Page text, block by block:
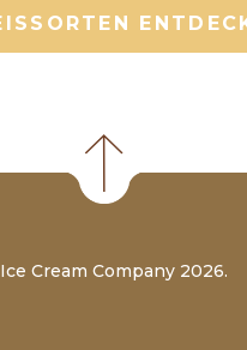
Cream Company 2026.